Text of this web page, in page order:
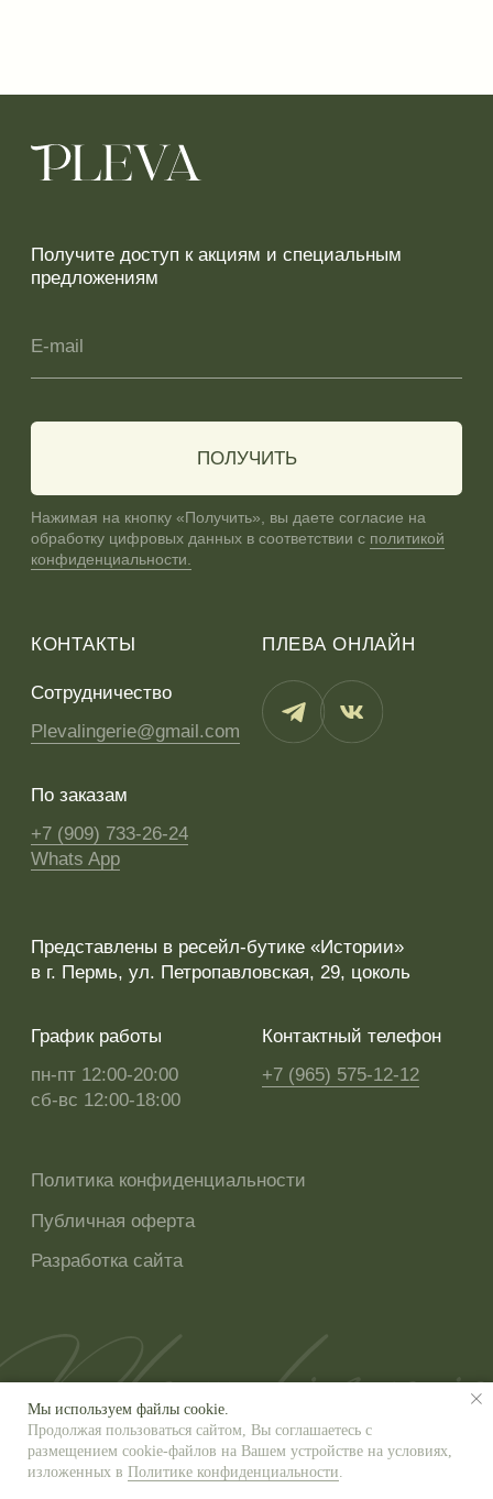
Мы используем файлы cookie.
Продолжая пользоваться сайтом, Вы соглашаетесь с
размещением cookie-файлов на Вашем устройстве на условиях,
изложенных в Политике конфиденциальности.